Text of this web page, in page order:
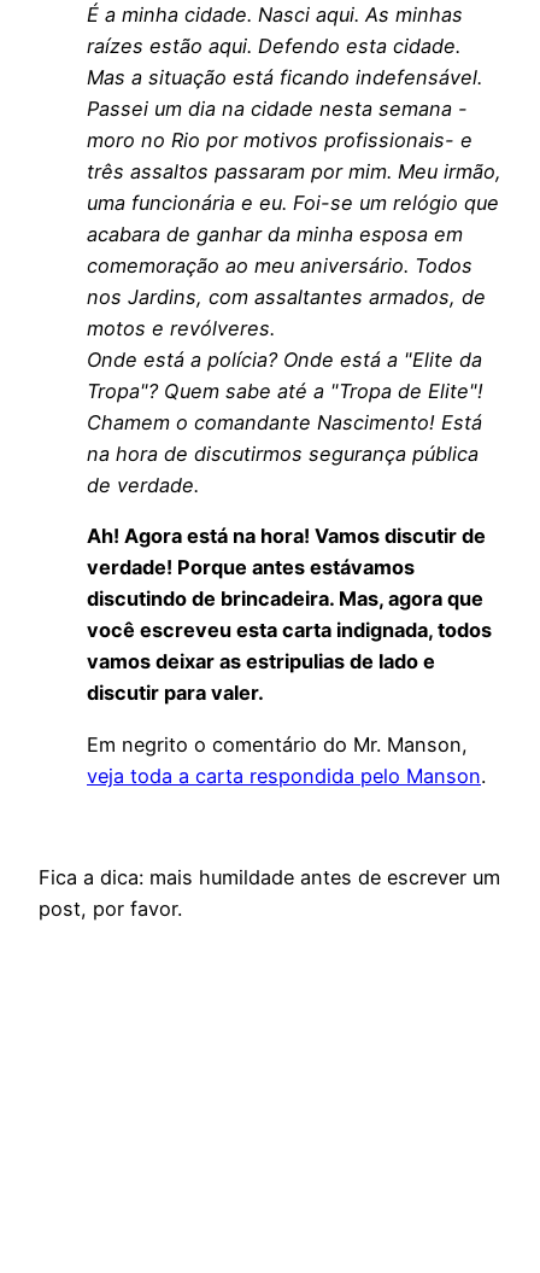
É a minha cidade. Nasci aqui. As minhas
raízes estão aqui. Defendo esta cidade.
Mas a situação está ficando indefensável.
Passei um dia na cidade nesta semana -
moro no Rio por motivos profissionais- e
três assaltos passaram por mim. Meu irmão,
uma funcionária e eu. Foi-se um relógio que
acabara de ganhar da minha esposa em
comemoração ao meu aniversário. Todos
nos Jardins, com assaltantes armados, de
motos e revólveres.
Onde está a polícia? Onde está a "Elite da
Tropa"? Quem sabe até a "Tropa de Elite"!
Chamem o comandante Nascimento! Está
na hora de discutirmos segurança pública
de verdade.
Ah! Agora está na hora! Vamos discutir de
verdade! Porque antes estávamos
discutindo de brincadeira. Mas, agora que
você escreveu esta carta indignada, todos
vamos deixar as estripulias de lado e
discutir para valer.
Em negrito o comentário do Mr. Manson,
veja toda a carta respondida pelo Manson.
Fica a dica: mais humildade antes de escrever um
post, por favor.